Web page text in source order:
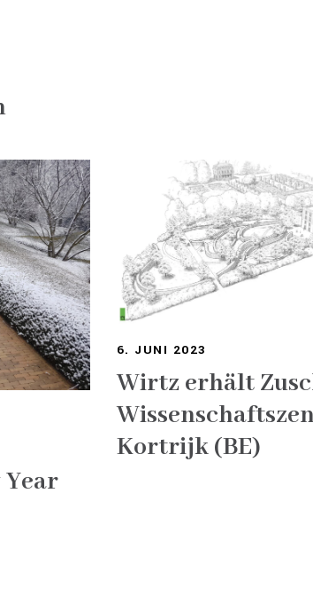
6. JUNI 2023
Wirtz erhält
Kortrijk (BE)